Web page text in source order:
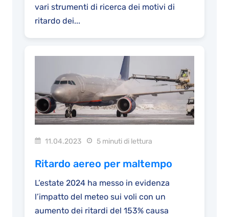
vari strumenti di ricerca dei motivi di
ritardo dei...
11.04.2023 5 minuti di lettura
Ritardo aereo per maltempo
L’estate 2024 ha messo in evidenza
l’impatto del meteo sui voli con un
aumento dei ritardi del 153% causa